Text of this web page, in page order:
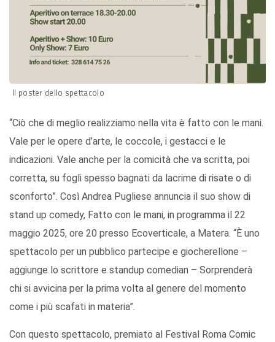
Il poster dello spettacolo
“Ciò che di meglio realizziamo nella vita è fatto con le mani.
Vale per le opere d’arte, le coccole, i gestacci e le
indicazioni. Vale anche per la comicità che va scritta, poi
corretta, su fogli spesso bagnati da lacrime di risate o di
sconforto”. Così Andrea Pugliese annuncia il suo show di
stand up comedy, Fatto con le mani, in programma il 22
maggio 2025, ore 20 presso Ecoverticale, a Matera. “È uno
spettacolo per un pubblico partecipe e giocherellone –
aggiunge lo scrittore e standup comedian – Sorprenderà
chi si avvicina per la prima volta al genere del momento
come i più scafati in materia”.
Con questo spettacolo, premiato al Festival Roma Comic